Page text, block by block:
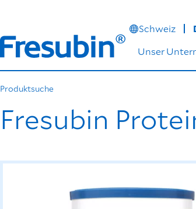
Schweiz
Unser
Produktsuche
Fresubin